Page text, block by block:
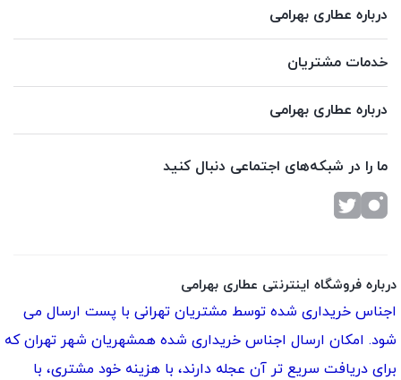
درباره عطاری بهرامی
خدمات مشتریان
درباره عطاری بهرامی
ما را در شبکه‌های اجتماعی دنبال کنید
درباره فروشگاه اینترنتی عطاری بهرامی
اجناس خریداری شده توسط مشتریان تهرانی با پست ارسال می
شود. امکان ارسال اجناس خریداری شده همشهریان شهر تهران که
برای دریافت سریع تر آن عجله دارند، با هزینه خود مشتری، با